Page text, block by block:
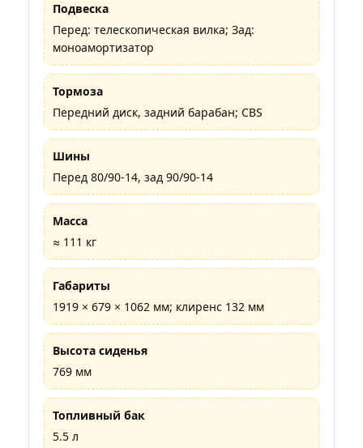
Подвеска
Перед: телескопическая вилка; Зад:
моноамортизатор
Тормоза
Передний диск, задний барабан; CBS
Шины
Перед 80/90-14, зад 90/90-14
Масса
≈ 111 кг
Габариты
1919 × 679 × 1062 мм; клиренс 132 мм
Высота сиденья
769 мм
Топливный бак
5.5 л